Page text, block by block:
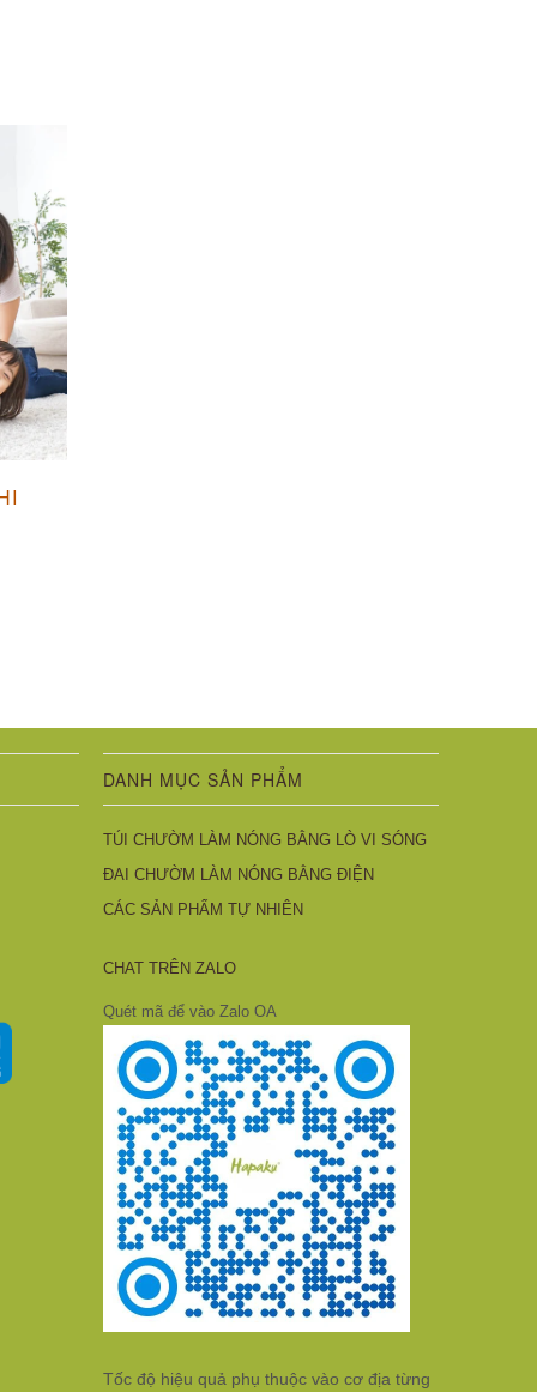
DANH MỤC SẢN PHẨM
TÚI CHƯỜM LÀM NÓNG BẰNG LÒ VI SÓNG
ĐAI CHƯỜM LÀM NÓNG BẰNG ĐIỆN
CÁC SẢN PHẨM TỰ NHIÊN
CHAT TRÊN ZALO
Quét mã để vào Zalo OA
Tốc độ hiệu quả phụ thuộc vào cơ địa từng